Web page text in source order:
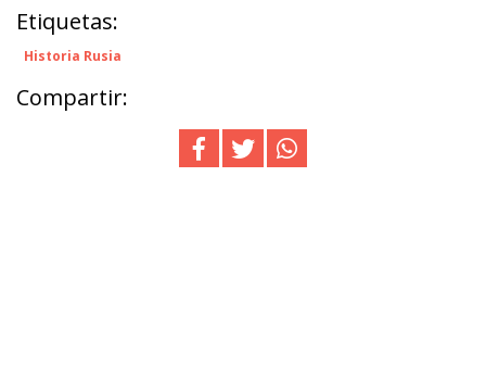
Etiquetas:
Historia Rusia
Compartir: